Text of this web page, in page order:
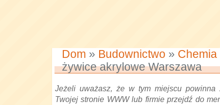
Dom » Budownictwo »
żywice akrylowe Warszawa
Jeżeli uważasz, że w tym miejscu powinna
Twojej stronie WWW lub firmie przejdź do